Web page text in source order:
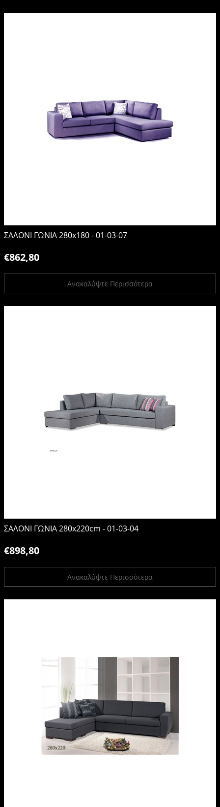
ΣΑΛΟΝΙ ΓΩΝΙΑ 280x180 - 01-03-07
€862,80
Ανακαλύψτε Περισσότερα
ΣΑΛΟΝΙ ΓΩΝΙΑ 280x220cm - 01-03-04
€898,80
Ανακαλύψτε Περισσότερα